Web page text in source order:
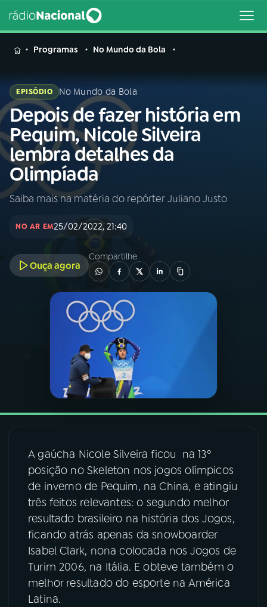
MENU
Buscar
na
Rádio
Nacional
Buscar
02A RÁDIO
PROGRAMAÇÃO
PROGRAMAS
PODCASTS
06VIDEOCASTS
07ÚLTIMAS
08FESTIVAL DE MÚSICA
ACOMPANHE A RÁDIO NACIONAL
YouTube Facebook
Instagram X
Programas No Mundo da Bola
EPISÓDIO No Mundo da Bola
Depois de fazer história em
Pequim, Nicole Silveira
lembra detalhes da
Olimpíada
Saiba mais na matéria do repórter Juliano Justo
NO AR EM25/02/2022, 21:40
Ouça agora
Compartilhe
A gaúcha Nicole Silveira ficou na 13º
posição no Skeleton nos jogos olímpicos
de inverno de Pequim, na China, e atingiu
três feitos relevantes: o segundo melhor
resultado brasileiro na história dos Jogos,
ficando atrás apenas da snowboarder
Isabel Clark, nona colocada nos Jogos de
Turim 2006, na Itália. E obteve também o
melhor resultado do esporte na América
Latina.